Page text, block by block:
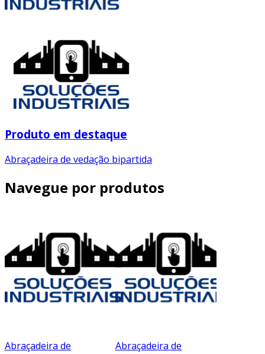
Produto em destaque
Abraçadeira de vedação bipartida
Navegue por produtos
Abraçadeira de
Abraçadeira de